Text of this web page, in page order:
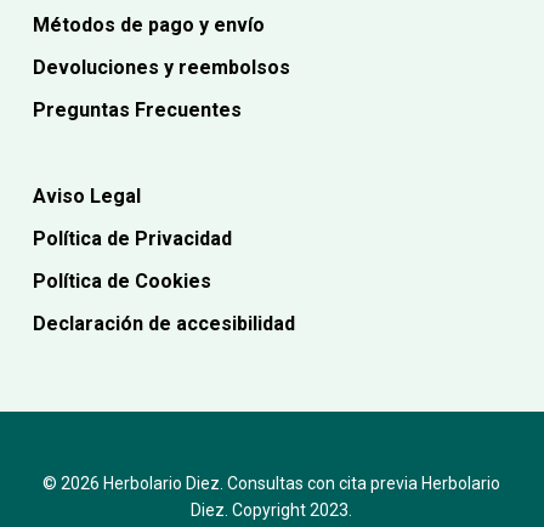
Métodos de pago y envío
Devoluciones y reembolsos
Preguntas Frecuentes
Aviso Legal
Política de Privacidad
Política de Cookies
Declaración de accesibilidad
© 2026 Herbolario Diez. Consultas con cita previa Herbolario
Diez. Copyright 2023.